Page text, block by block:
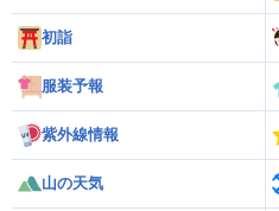
初詣
服装予報
紫外線情報
山の天気